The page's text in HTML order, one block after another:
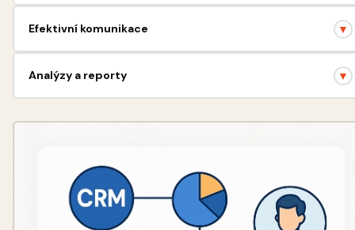
Efektivní komunikace ▼
Analýzy a reporty ▼
rozhodnutí.